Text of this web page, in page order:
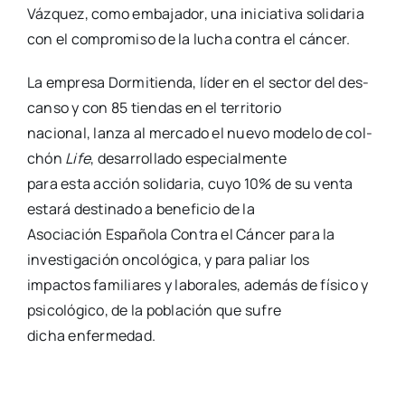
Váz­quez, como emba­ja­dor, una ini­cia­ti­va soli­da­ria
con el com­pro­mi­so de la lucha con­tra el cán­cer.
La empre­sa Dor­mi­tien­da, líder en el sec­tor del des­
can­so y con 85 tien­das en el terri­to­rio
nacio­nal, lan­za al mer­ca­do el nue­vo mode­lo de col­
chón Life, desa­rro­lla­do espe­cial­men­te
para esta acción soli­da­ria, cuyo 10% de su ven­ta
esta­rá des­ti­na­do a bene­fi­cio de la
Aso­cia­ción Espa­ño­la Con­tra el Cán­cer para la
inves­ti­ga­ción onco­ló­gi­ca, y para paliar los
impac­tos fami­lia­res y labo­ra­les, ade­más de físi­co y
psi­co­ló­gi­co, de la pobla­ción que sufre
dicha enfer­me­dad.